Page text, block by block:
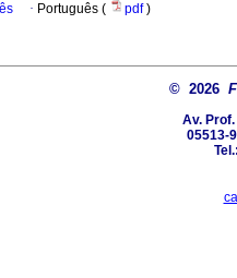
· Português ( pdf)
© 2026
Av.
05513-